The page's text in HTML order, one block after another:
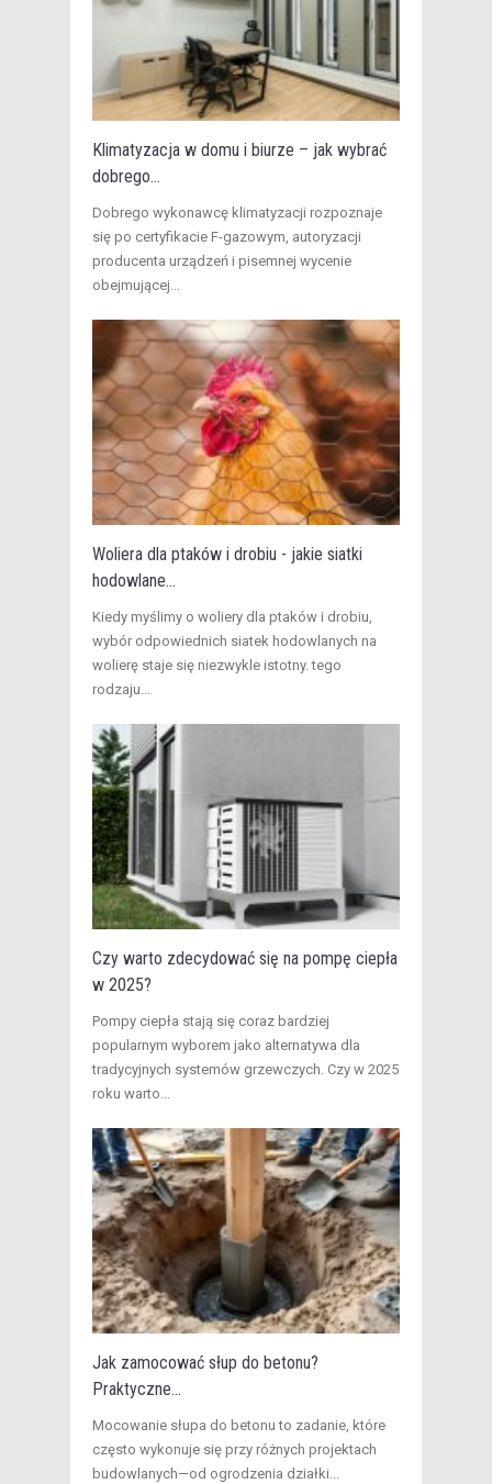
Klimatyzacja w domu i biurze – jak wybrać
dobrego...
​Dobrego wykonawcę klimatyzacji rozpoznaje
się po certyfikacie F-gazowym, autoryzacji
producenta urządzeń i pisemnej wycenie
obejmującej...
Woliera dla ptaków i drobiu - jakie siatki
hodowlane...
​Kiedy myślimy o woliery dla ptaków i drobiu,
wybór odpowiednich siatek hodowlanych na
wolierę staje się niezwykle istotny. tego
rodzaju...
Czy warto zdecydować się na pompę ciepła
w 2025?
Pompy ciepła stają się coraz bardziej
popularnym wyborem jako alternatywa dla
tradycyjnych systemów grzewczych. Czy w 2025
roku warto...
Jak zamocować słup do betonu?
Praktyczne...
Mocowanie słupa do betonu to zadanie, które
często wykonuje się przy różnych projektach
budowlanych—od ogrodzenia działki...